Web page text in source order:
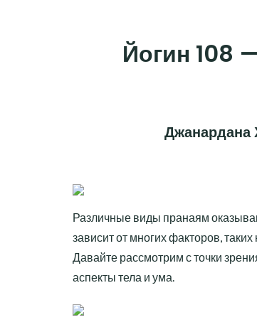
Йогин 108
Джанардана
Различные виды пранаям
зависит от многих факторов,
Давайте рассмотрим с точки
аспекты тела и ума.